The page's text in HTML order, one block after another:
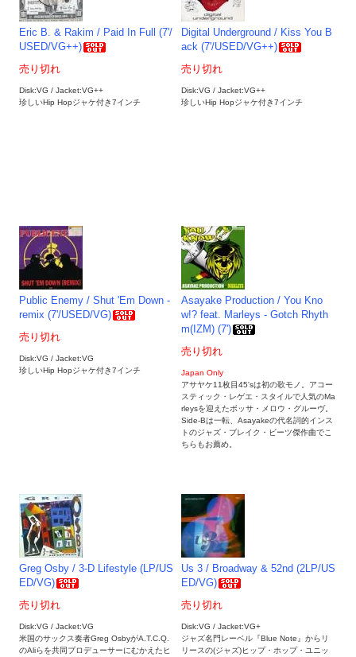
Eric B. & Rakim / Paid In Full (7'/
USED/VG++)
売り切れ
Disk:VG / Jacket:VG++
珍しいHip Hopジャケ付き7インチ
Digital Underground / Kiss You B
ack (7'/USED/VG++)
売り切れ
Disk:VG / Jacket:VG++
珍しいHip Hopジャケ付き7インチ
Public Enemy / Shut 'Em Down -
remix (7'/USED/VG)
売り切れ
Disk:VG / Jacket:VG
珍しいHip Hopジャケ付き7インチ
Asayake Production / You Kno
w!? feat. Marleys - Gotch Rhyth
m(IZM) (7')
売り切れ
Japan Only
アサヤケ11枚目45'sは初の歌モノ。アコー
スティック・レゲエ・スタイルで人気のMa
rleysを迎えたボッサ・メロウ・グルーヴ。
Side-Bは一転、Asayakeの代名詞的インス
トのジャズ・ブレイク・ビーツ傑作曲でこ
ちらもお薦め。
Greg Osby / 3-D Lifestyle (LP/US
ED/VG)
売り切れ
Disk:VG / Jacket:VG
米国のサックス奏者Greg OsbyがA.T.C.Q.
のAliらを共同プロデューサーにむかえたヒ
Us 3 / Broadway & 52nd (2LP/US
ED/VG)
売り切れ
Disk:VG / Jacket:VG+
ジャズ名門レーベル『Blue Note』からリ
リースの(ジャズ)ヒップ・ホップ・ユニッ